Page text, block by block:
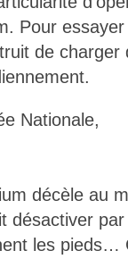
Pour essayer
de
Nationale,
décèle au
désactiver
les pieds…